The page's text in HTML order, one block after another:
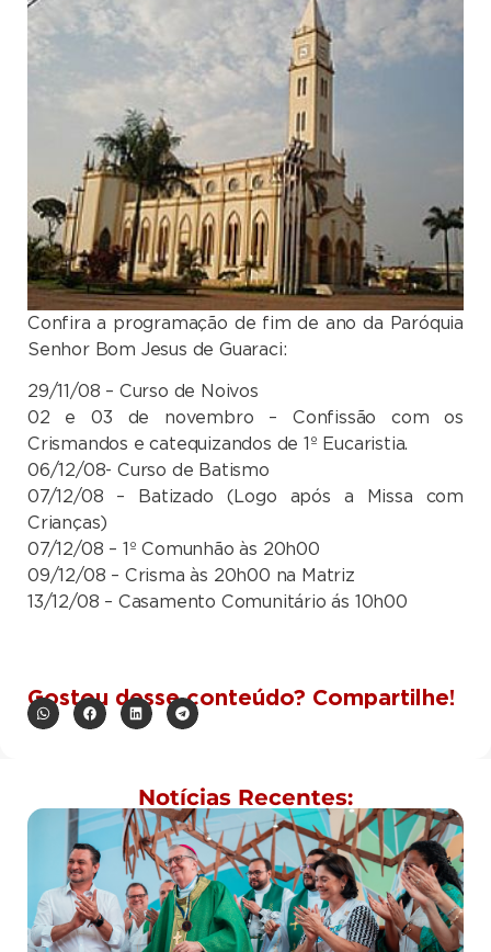
Confira a programação de fim de ano da Paróquia
Senhor Bom Jesus de Guaraci:
29/11/08 – Curso de Noivos
02 e 03 de novembro – Confissão com os
Crismandos e catequizandos de 1º Eucaristia.
06/12/08- Curso de Batismo
07/12/08 – Batizado (Logo após a Missa com
Crianças)
07/12/08 – 1º Comunhão às 20h00
09/12/08 – Crisma às 20h00 na Matriz
13/12/08 – Casamento Comunitário ás 10h00
Gostou desse conteúdo? Compartilhe!
Notícias Recentes: